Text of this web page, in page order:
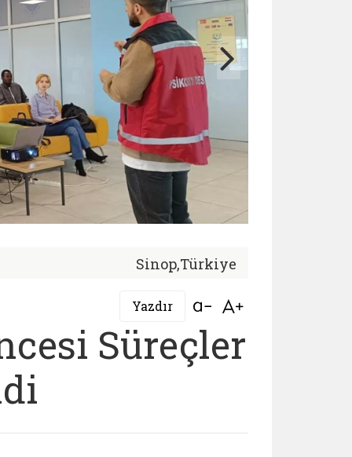
Sinop,Türkiye
Yazdır Bağlantıyı aç
Süreçler